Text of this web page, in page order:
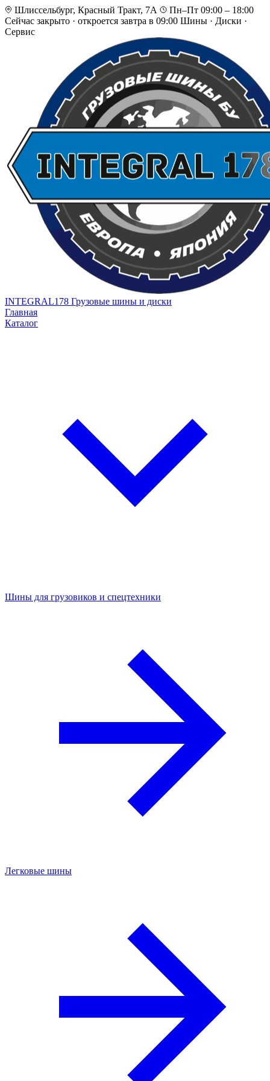
Шлиссельбург, Красный Тракт, 7А
Пн–Пт 09:00 – 18:00
Сейчас закрыто · откроется завтра в 09:00 Шины · Диски ·
Сервис
INTEGRAL178 Грузовые шины и диски
Главная
Каталог
Шины для грузовиков и спецтехники
Легковые шины